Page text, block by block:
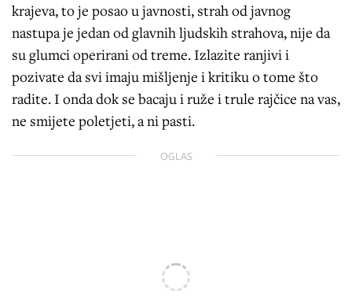
krajeva, to je posao u javnosti, strah od javnog
nastupa je jedan od glavnih ljudskih strahova, nije da
su glumci operirani od treme. Izlazite ranjivi i
pozivate da svi imaju mišljenje i kritiku o tome što
radite. I onda dok se bacaju i ruže i trule rajčice na vas,
ne smijete poletjeti, a ni pasti.
OGLAS